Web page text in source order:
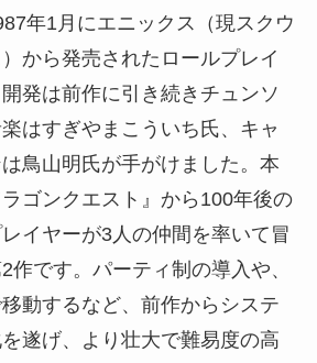
年1月にエニックス（現スクウ
から発売されたロールプレイ
発は前作に引き続きチュンソ
はすぎやまこういち氏、キャ
鳥山明氏が手がけました。本
ゴンクエスト』から100年後の
イヤーが3人の仲間を率いて冒
作です。パーティ制の導入や、
動するなど、前作からシステ
遂げ、より壮大で難易度の高